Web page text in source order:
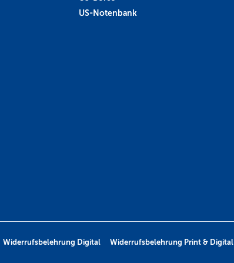
US-Notenbank
Widerrufsbelehrung Digital Widerrufsbelehrung Print & Digital